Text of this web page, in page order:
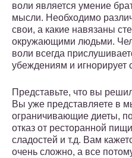
воли является умение
мысли. Необходимо
свои, а какие навязаны
окружающими людьми.
воли всегда
убеждениям и игнорирует
Представьте, что вы
Вы уже представляете в
ограничивающие диеты,
отказ от ресторанной
сладостей и т.д. Вам
очень сложно, а все